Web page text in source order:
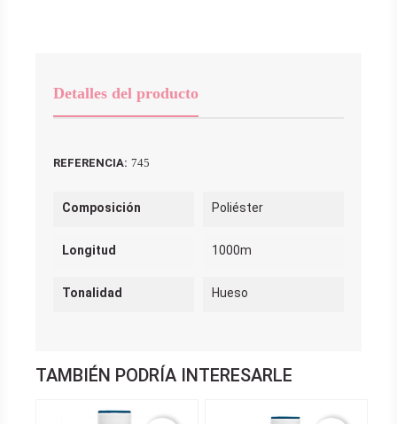
Detalles del producto
REFERENCIA: 745
Composición Poliéster
Longitud 1000m
Tonalidad Hueso
TAMBIÉN PODRÍA INTERESARLE